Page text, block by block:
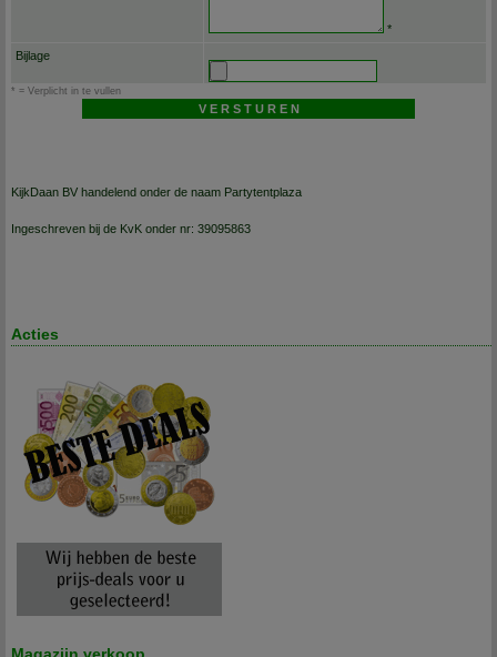
*
Bijlage
* = Verplicht in te vullen
KijkDaan BV handelend onder de naam Partytentplaza
Ingeschreven bij de KvK onder nr: 39095863
Acties
Magazijn verkoop